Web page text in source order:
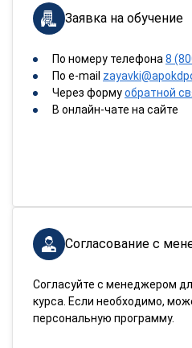
Заявка на обучение
По номеру телефона 8
По e-mail
Через формуобратной
В онлайн-чате на сайте
Согласование с
Согласуйте с менеджером
курса. Если необходимо,
персональную программу.